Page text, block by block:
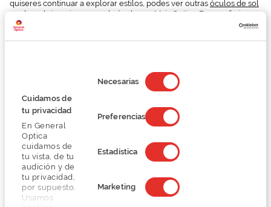
Cuidamos de
tu privacidad
En General
Optica
cuidamos de
tu vista, de tu
audición y de
tu privacidad,
por supuesto.
Usamos
de
consentimiento
Necesarias
Preferencias
Estadística
Marketing
quiseres continuar a explorar estilos, podes ver outras óculos de sol
ou descobrir maismarcas de óculosna Mais Optica. E se preferires
validar o ajuste com ajuda profissional, também podes
consulta